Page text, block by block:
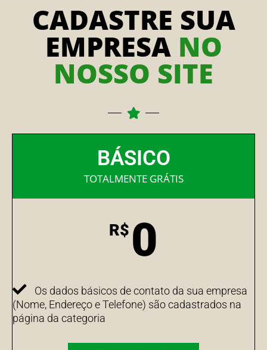
CADASTRE SUA
EMPRESA NO
NOSSO SITE
BÁSICO
TOTALMENTE GRÁTIS
R$ 0
Os dados básicos de contato da sua empresa
(Nome, Endereço e Telefone) são cadastrados na
página da categoria